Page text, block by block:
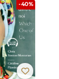
-40%